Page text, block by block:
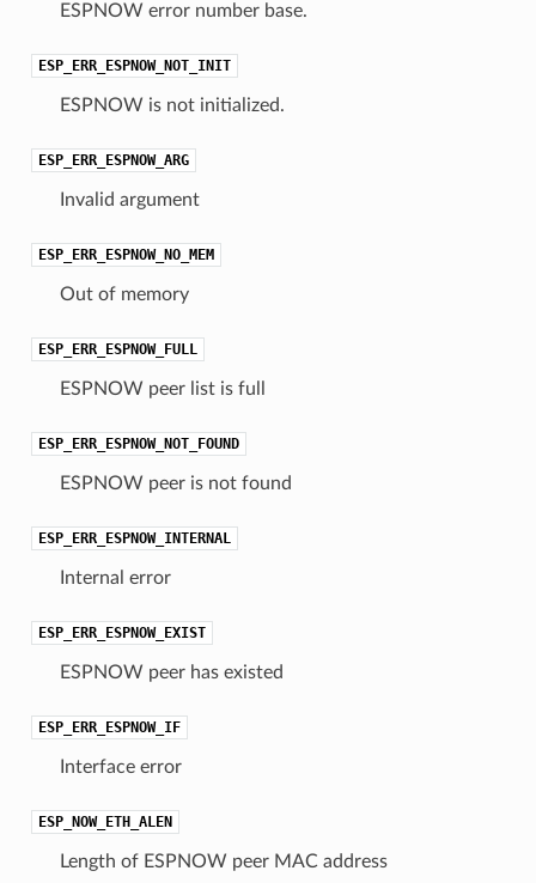
ESPNOW error number base.
ESP_ERR_ESPNOW_NOT_INIT
ESPNOW is not initialized.
ESP_ERR_ESPNOW_ARG
Invalid argument
ESP_ERR_ESPNOW_NO_MEM
Out of memory
ESP_ERR_ESPNOW_FULL
ESPNOW peer list is full
ESP_ERR_ESPNOW_NOT_FOUND
ESPNOW peer is not found
ESP_ERR_ESPNOW_INTERNAL
Internal error
ESP_ERR_ESPNOW_EXIST
ESPNOW peer has existed
ESP_ERR_ESPNOW_IF
Interface error
ESP_NOW_ETH_ALEN
Length of ESPNOW peer MAC address